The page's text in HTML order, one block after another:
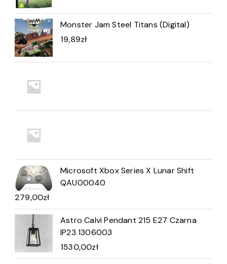
Monster Jam Steel Titans (Digital)
19,89zł
Microsoft Xbox Series X Lunar Shift
QAU00040
279,00zł
Astro Calvi Pendant 215 E27 Czarna
IP23 1306003
1530,00zł